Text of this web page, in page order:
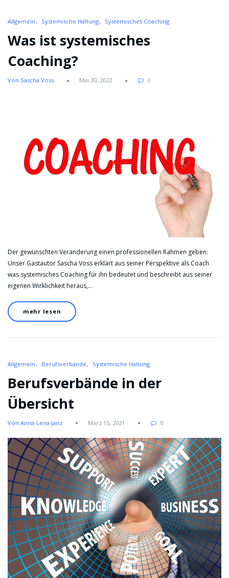
Allgemein Systemische Haltung Systemisches Coaching
Was ist systemisches
Coaching?
Von Sascha Voss Mai 30, 2022 0
Der gewünschten Veränderung einen professionellen Rahmen geben:
Unser Gastautor Sascha Voss erklärt aus seiner Perspektive als Coach
was systemisches Coaching für ihn bedeutet und beschreibt aus seiner
eigenen Wirklichkeit heraus,…
mehr lesen
Allgemein Berufsverbände Systemische Haltung
Berufsverbände in der
Übersicht
Von Anna-Lena Janz März 15, 2021 0